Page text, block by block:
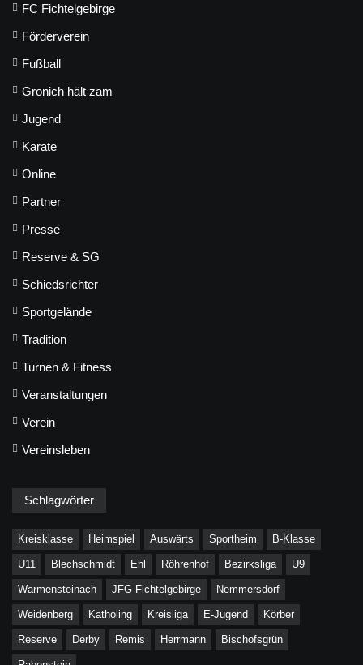
FC Fichtelgebirge
Förderverein
Fußball
Gronich hält zam
Jugend
Karate
Online
Partner
Presse
Reserve & SG
Schiedsrichter
Sportgelände
Tradition
Turnen & Fitness
Veranstaltungen
Verein
Vereinsleben
Schlagwörter
Kreisklasse Heimspiel Auswärts Sportheim B-Klasse
U11 Blechschmidt Ehl Röhrenhof Bezirksliga U9
Warmensteinach JFG Fichtelgebirge Nemmersdorf
Weidenberg Katholing Kreisliga E-Jugend Körber
Reserve Derby Remis Herrmann Bischofsgrün